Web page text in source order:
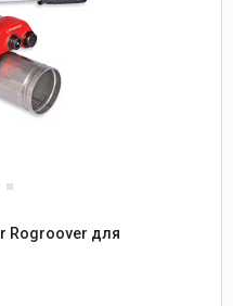
Rogroover для